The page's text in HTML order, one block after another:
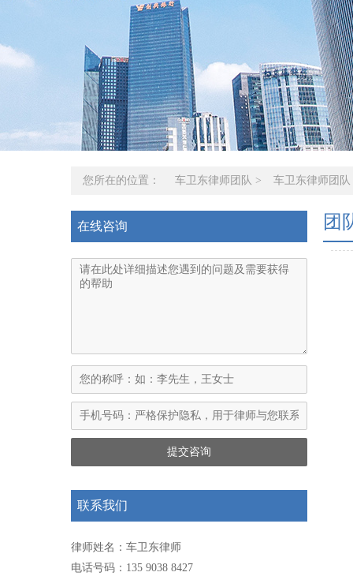
您所在的位置： 车卫东律师团队 > 车卫东律师团队
在线咨询
联系我们
律师姓名：车卫东律师
电话号码：135 9038 8427
团